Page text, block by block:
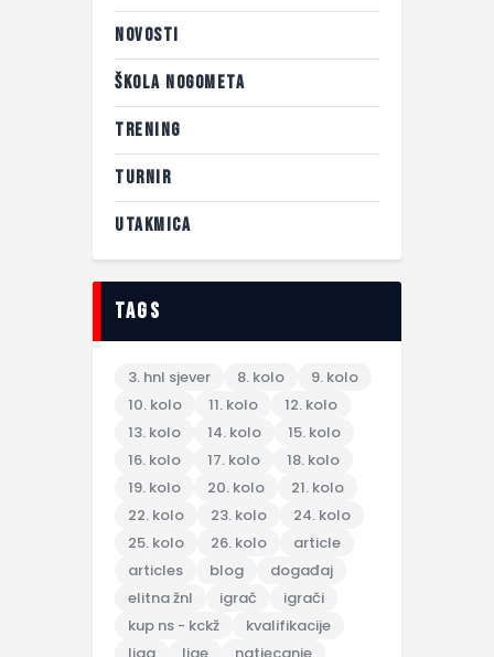
NOVOSTI
ŠKOLA NOGOMETA
TRENING
TURNIR
UTAKMICA
tags
3. hnl sjever 8. kolo
9. kolo
10. kolo
11. kolo
12. kolo
13. kolo
14. kolo
15. kolo
16. kolo
17. kolo
18. kolo
19. kolo
20. kolo
21. kolo
22. kolo
23. kolo
24. kolo
25. kolo
26. kolo
article
articles
blog
događaj
elitna žnl
igrač
igrači
kup ns - kckž
kvalifikacije